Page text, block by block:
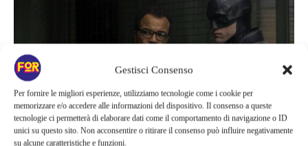
Gestisci Consenso
Per fornire le migliori esperienze, utilizziamo tecnologie come i cookie per
memorizzare e/o accedere alle informazioni del dispositivo. Il consenso a queste
tecnologie ci permetterà di elaborare dati come il comportamento di navigazione o ID
unici su questo sito. Non acconsentire o ritirare il consenso può influire negativamente
su alcune caratteristiche e funzioni.